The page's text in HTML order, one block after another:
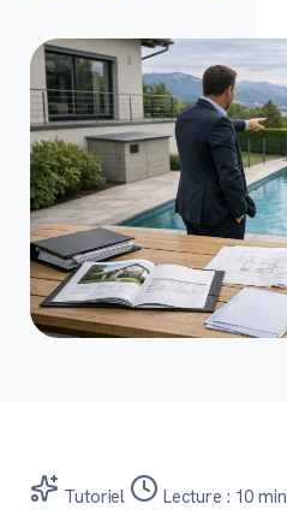
Tutoriel Lecture : 10 min